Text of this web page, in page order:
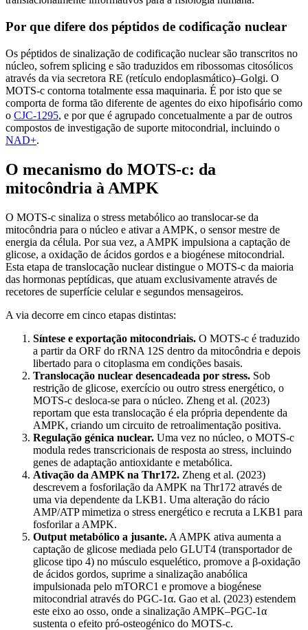
Por que difere dos péptidos de codificação nuclear
Os péptidos de sinalização de codificação nuclear são transcritos no
núcleo, sofrem splicing e são traduzidos em ribossomas citosólicos
através da via secretora RE (retículo endoplasmático)–Golgi. O
MOTS-c contorna totalmente essa maquinaria. É por isto que se
comporta de forma tão diferente de agentes do eixo hipofisário como
o CJC-1295, e por que é agrupado concetualmente a par de outros
compostos de investigação de suporte mitocondrial, incluindo o
NAD+.
O mecanismo do MOTS-c: da
mitocôndria à AMPK
O MOTS-c sinaliza o stress metabólico ao translocar-se da
mitocôndria para o núcleo e ativar a AMPK, o sensor mestre de
energia da célula. Por sua vez, a AMPK impulsiona a captação de
glicose, a oxidação de ácidos gordos e a biogénese mitocondrial.
Esta etapa de translocação nuclear distingue o MOTS-c da maioria
das hormonas peptídicas, que atuam exclusivamente através de
recetores de superfície celular e segundos mensageiros.
A via decorre em cinco etapas distintas:
Síntese e exportação mitocondriais. O MOTS-c é traduzido
a partir da ORF do rRNA 12S dentro da mitocôndria e depois
libertado para o citoplasma em condições basais.
Translocação nuclear desencadeada por stress. Sob
restrição de glicose, exercício ou outro stress energético, o
MOTS-c desloca-se para o núcleo. Zheng et al. (2023)
reportam que esta translocação é ela própria dependente da
AMPK, criando um circuito de retroalimentação positiva.
Regulação génica nuclear. Uma vez no núcleo, o MOTS-c
modula redes transcricionais de resposta ao stress, incluindo
genes de adaptação antioxidante e metabólica.
Ativação da AMPK na Thr172. Zheng et al. (2023)
descrevem a fosforilação da AMPK na Thr172 através de
uma via dependente da LKB1. Uma alteração do rácio
AMP/ATP mimetiza o stress energético e recruta a LKB1 para
fosforilar a AMPK.
Output metabólico a jusante. A AMPK ativa aumenta a
captação de glicose mediada pelo GLUT4 (transportador de
glicose tipo 4) no músculo esquelético, promove a β-oxidação
de ácidos gordos, suprime a sinalização anabólica
impulsionada pelo mTORC1 e promove a biogénese
mitocondrial através do PGC-1α. Gao et al. (2023) estendem
este eixo ao osso, onde a sinalização AMPK–PGC-1α
sustenta o efeito pró-osteogénico do MOTS-c.